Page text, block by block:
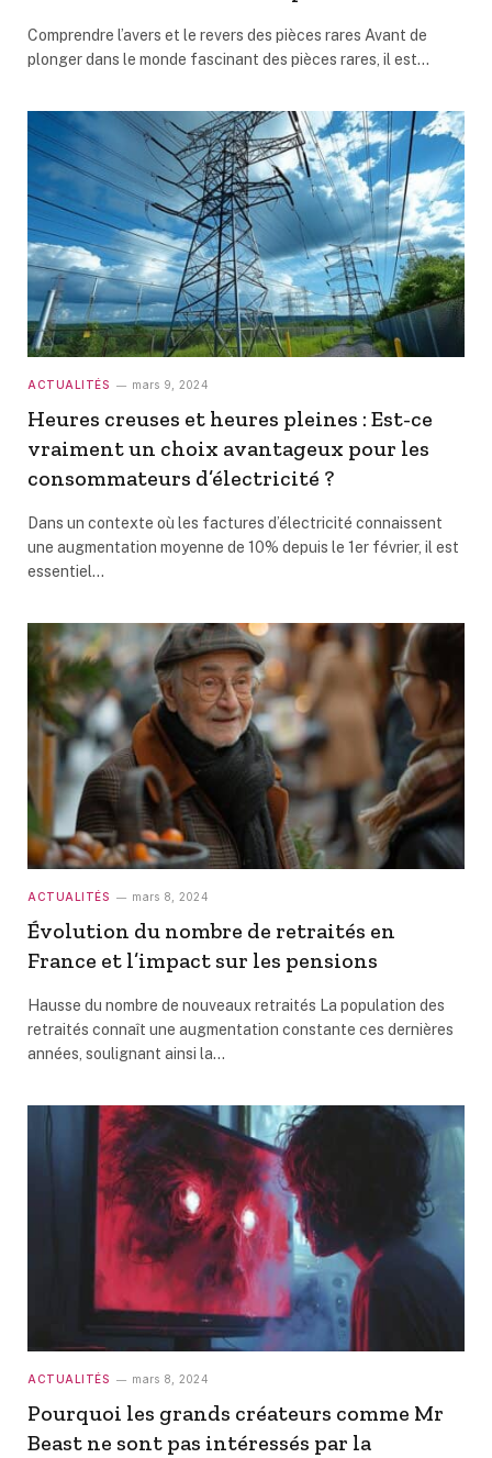
Comprendre l’avers et le revers des pièces rares Avant de
plonger dans le monde fascinant des pièces rares, il est…
ACTUALITÉS mars 9, 2024
Heures creuses et heures pleines : Est-ce
vraiment un choix avantageux pour les
consommateurs d’électricité ?
Dans un contexte où les factures d’électricité connaissent
une augmentation moyenne de 10% depuis le 1er février, il est
essentiel…
ACTUALITÉS mars 8, 2024
Évolution du nombre de retraités en
France et l’impact sur les pensions
Hausse du nombre de nouveaux retraités La population des
retraités connaît une augmentation constante ces dernières
années, soulignant ainsi la…
ACTUALITÉS mars 8, 2024
Pourquoi les grands créateurs comme Mr
Beast ne sont pas intéressés par la